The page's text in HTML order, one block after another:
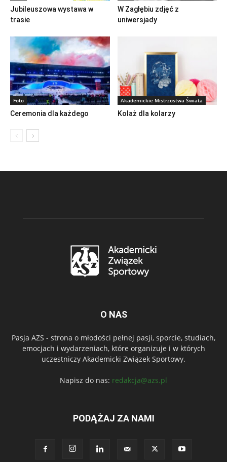
Jubileuszowa wystawa w
trasie
W Zagłębiu zdjęć z
uniwersjady
Foto
Ceremonia dla każdego
Akademickie Mistrzostwa Świata
Kolaż dla kolarzy
O NAS
Pasja AZS - strona o młodości pełnej pasji, sporcie, studiach,
emocjach i wydarzeniach, które organizuje i w których
uczestniczy Akademicki Związek Sportowy.
Napisz do nas: redakcja@azs.pl
PODĄŻAJ ZA NAMI